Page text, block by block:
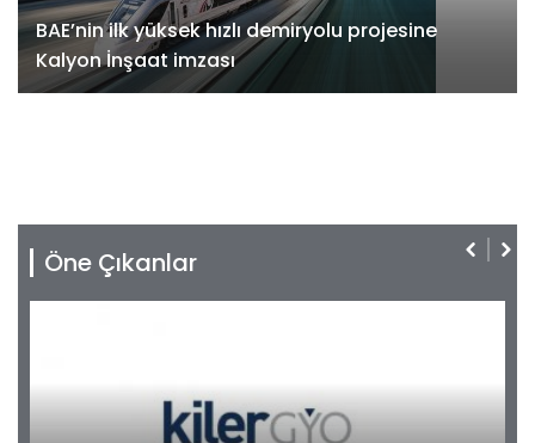
BAE’nin ilk yüksek hızlı demiryolu projesine
Kalyon İnşaat imzası
Öne Çıkanlar